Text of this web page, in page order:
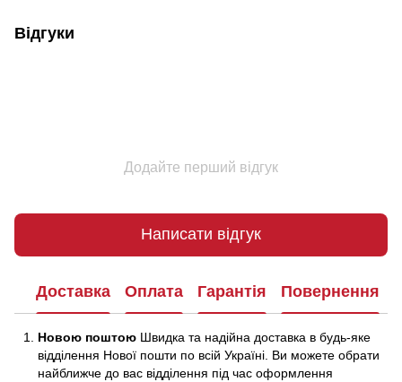
Відгуки
Додайте перший відгук
Написати відгук
Доставка Оплата Гарантія Повернення
Новою поштою Швидка та надійна доставка в будь-яке
відділення Нової пошти по всій Україні. Ви можете обрати
найближче до вас відділення під час оформлення